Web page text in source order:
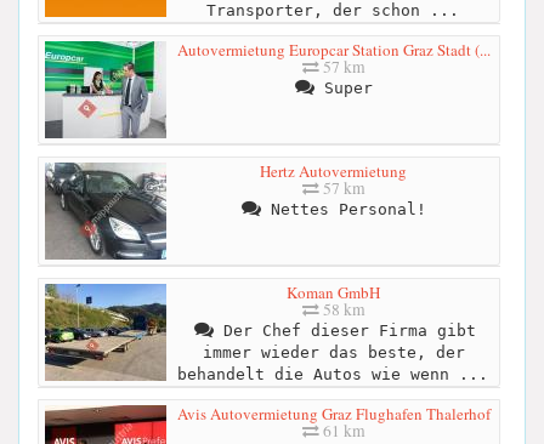
Transporter, der schon ...
Autovermietung Europcar Station Graz Stadt (...
57 km
Super
Hertz Autovermietung
57 km
Nettes Personal!
Koman GmbH
58 km
Der Chef dieser Firma gibt
immer wieder das beste, der
behandelt die Autos wie wenn ...
Avis Autovermietung Graz Flughafen Thalerhof
61 km